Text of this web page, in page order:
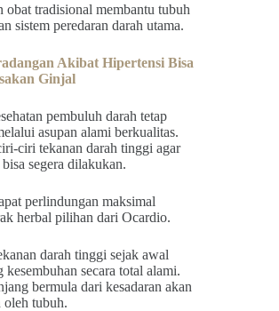
obat tradisional membantu tubuh
sistem peredaran darah utama.
Akibat Hipertensi Bisa
Ginjal
pembuluh darah tetap
asupan alami berkualitas.
ciri tekanan darah tinggi agar
segera dilakukan.
perlindungan maksimal
herbal pilihan dari Ocardio.
darah tinggi sejak awal
kesembuhan secara total alami.
bermula dari kesadaran akan
tubuh.